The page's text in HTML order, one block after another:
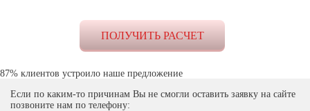
87% клиентов устроило наше предложение
Если по каким-то причинам Вы не смогли оставить заявку на сайте
позвоните нам по телефону: